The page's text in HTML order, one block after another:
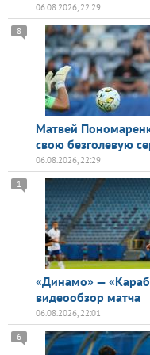
06.08.2026, 22:29
Матвей
свою безголевую
8
06.08.2026, 22:29
«Динамо» —
видеообзор матча
1
06.08.2026, 22:01
6